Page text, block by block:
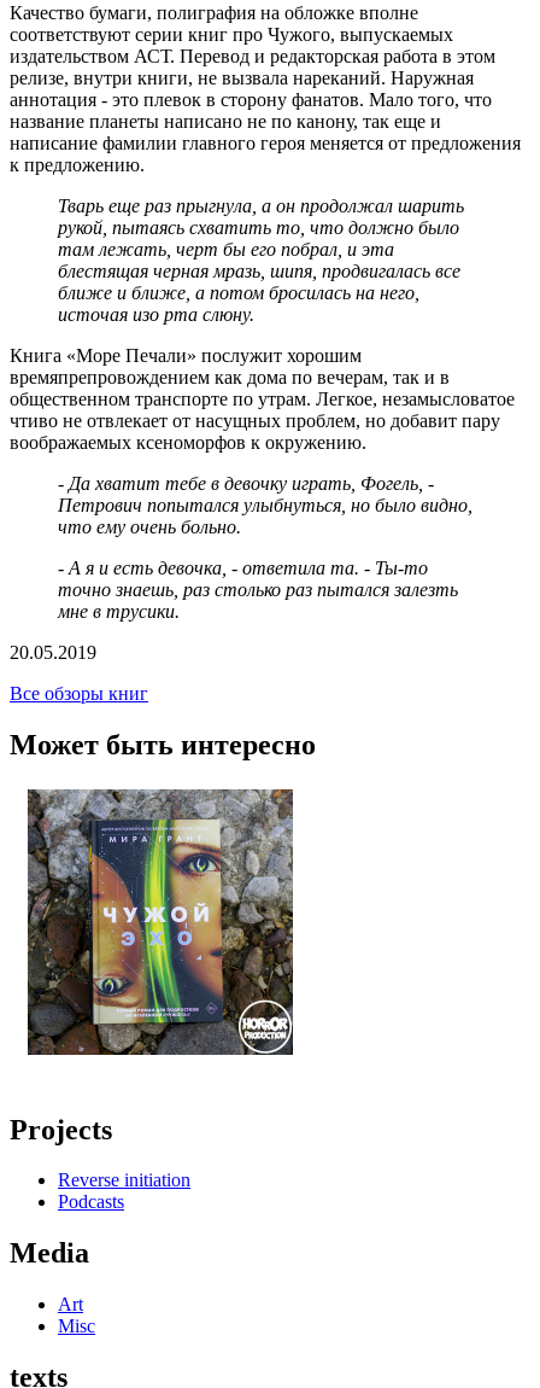
Качество бумаги, полиграфия на обложке вполне
соответствуют серии книг про Чужого, выпускаемых
издательством АСТ. Перевод и редакторская работа в этом
релизе, внутри книги, не вызвала нареканий. Наружная
аннотация - это плевок в сторону фанатов. Мало того, что
название планеты написано не по канону, так еще и
написание фамилии главного героя меняется от предложения
к предложению.
Тварь еще раз прыгнула, а он продолжал шарить
рукой, пытаясь схватить то, что должно было
там лежать, черт бы его побрал, и эта
блестящая черная мразь, шипя, продвигалась все
ближе и ближе, а потом бросилась на него,
источая изо рта слюну.
Книга «Море Печали» послужит хорошим
времяпрепровождением как дома по вечерам, так и в
общественном транспорте по утрам. Легкое, незамысловатое
чтиво не отвлекает от насущных проблем, но добавит пару
воображаемых ксеноморфов к окружению.
- Да хватит тебе в девочку играть, Фогель, -
Петрович попытался улыбнуться, но было видно,
что ему очень больно.
- А я и есть девочка, - ответила та. - Ты-то
точно знаешь, раз столько раз пытался залезть
мне в трусики.
20.05.2019
Все обзоры книг
Может быть интересно
Projects
Reverse initiation
Podcasts
Media
Art
Misc
texts